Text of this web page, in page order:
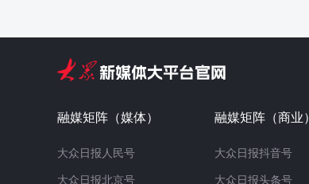
融媒矩阵（媒体）
大众日报人民号
大众日报北京号
融媒矩阵（商业）
大众日报抖音号
大众日报头条号